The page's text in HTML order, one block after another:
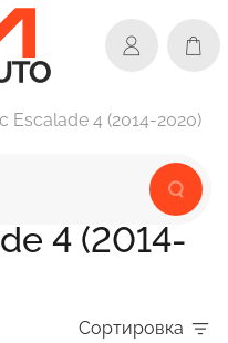
Escalade 4 (2014-2020)
4 (2014-
Сортировка